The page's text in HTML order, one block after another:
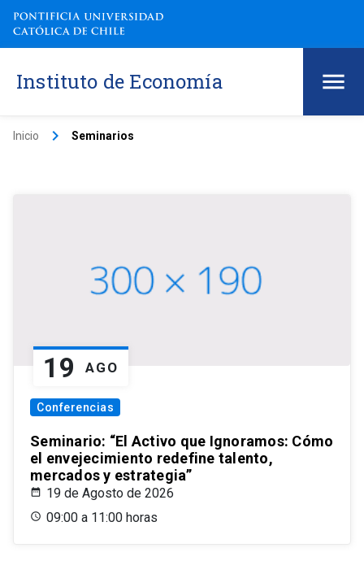
Instituto de Economía
Inicio keyboard_arrow_right Seminarios
19 AGO
Conferencias
Seminario: “El Activo que Ignoramos: Cómo
el envejecimiento redefine talento,
mercados y estrategia”
19 de Agosto de 2026
09:00 a 11:00 horas